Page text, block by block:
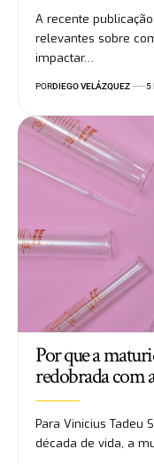
A recente
relevantes sobre
impactar…
PORDIEGO VELÁZQUEZ 5
Por que a
redobrada com
Para Vinicius Tadeu
década de vida, a